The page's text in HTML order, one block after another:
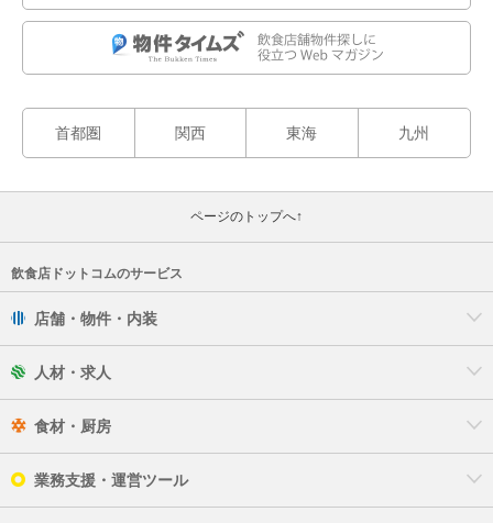
首都圏 関西 東海 九州
ページのトップへ↑
飲食店ドットコムのサービス
店舗・物件・内装
人材・求人
食材・厨房
業務支援・運営ツール